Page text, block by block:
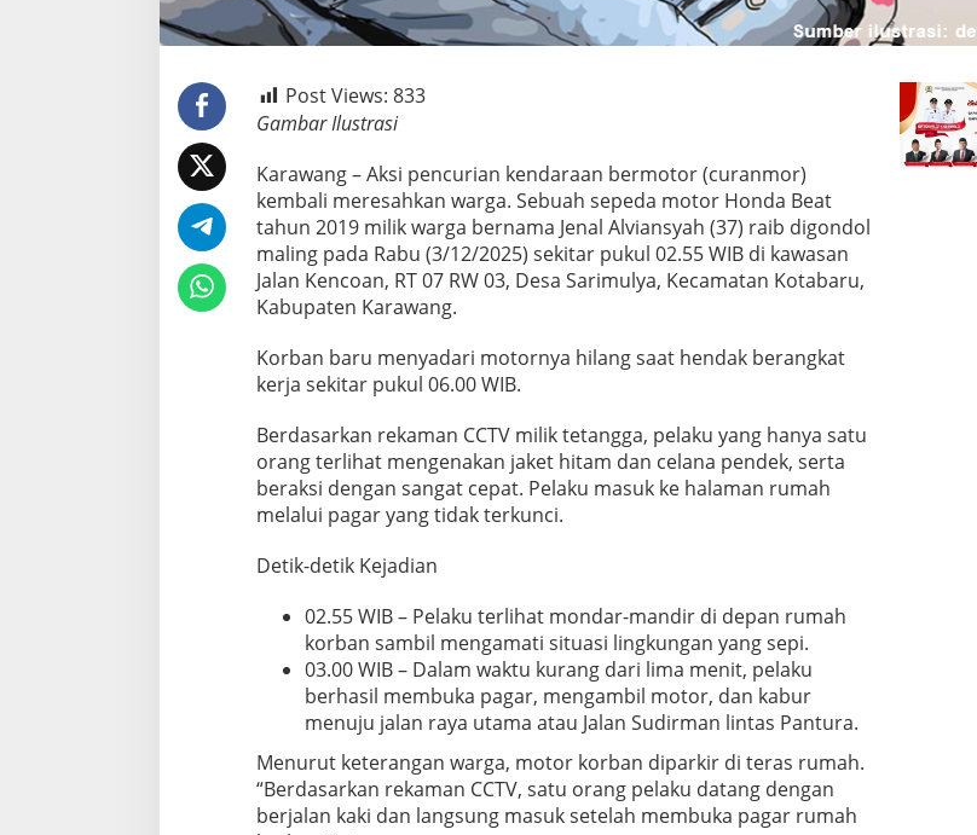
Post Views: 833
Gambar Ilustrasi
Karawang – Aksi pencurian kendaraan bermotor (curanmor)
kembali meresahkan warga. Sebuah sepeda motor Honda Beat
tahun 2019 milik warga bernama Jenal Alviansyah (37) raib digondol
maling pada Rabu (3/12/2025) sekitar pukul 02.55 WIB di kawasan
Jalan Kencoan, RT 07 RW 03, Desa Sarimulya, Kecamatan Kotabaru,
Kabupaten Karawang.
Korban baru menyadari motornya hilang saat hendak berangkat
kerja sekitar pukul 06.00 WIB.
Berdasarkan rekaman CCTV milik tetangga, pelaku yang hanya satu
orang terlihat mengenakan jaket hitam dan celana pendek, serta
beraksi dengan sangat cepat. Pelaku masuk ke halaman rumah
melalui pagar yang tidak terkunci.
Detik-detik Kejadian
02.55 WIB – Pelaku terlihat mondar-mandir di depan rumah
korban sambil mengamati situasi lingkungan yang sepi.
03.00 WIB – Dalam waktu kurang dari lima menit, pelaku
berhasil membuka pagar, mengambil motor, dan kabur
menuju jalan raya utama atau Jalan Sudirman lintas Pantura.
Menurut keterangan warga, motor korban diparkir di teras rumah.
“Berdasarkan rekaman CCTV, satu orang pelaku datang dengan
berjalan kaki dan langsung masuk setelah membuka pagar rumah